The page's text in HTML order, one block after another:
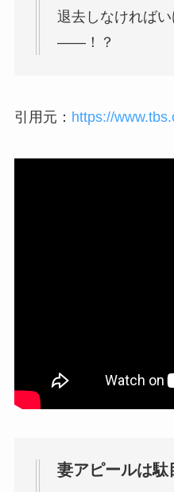
退去しなければ
――！？
引用元： https://
妻アピールは駄